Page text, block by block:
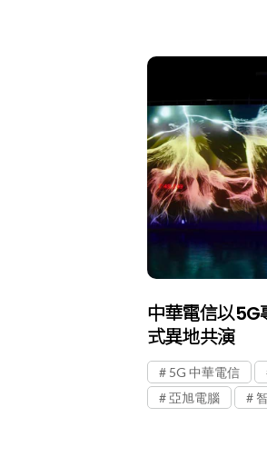
中華電信以5G
式異地共演
5G 中華電信
亞旭電腦